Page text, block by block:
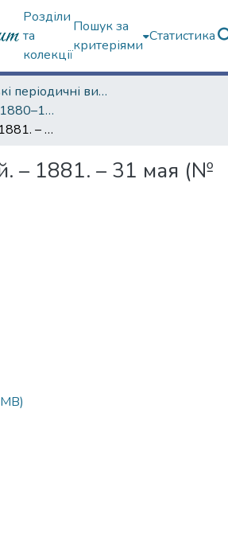
Розділи
та
колекції
Пошук за
критеріями
Статистика
Харківські періодичні видання
"Южный край" (1880–1919 гг.)
Южный край. – 1881. – 31 мая (№ 143)
– 1881. – 31 мая (№